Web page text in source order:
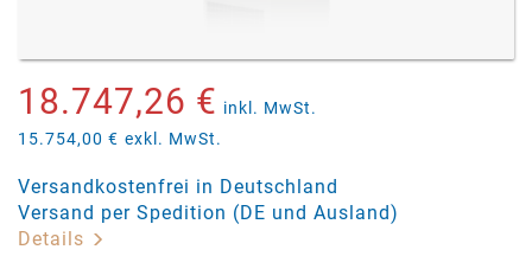
18.747,26 € inkl. MwSt.
15.754,00 € exkl. MwSt.
Versandkostenfrei in Deutschland
Versand per Spedition (DE und Ausland)
Details